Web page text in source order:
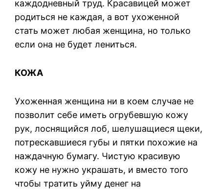
каждодневный труд. Красавицей может
родиться не каждая, а вот ухоженной
стать может любая женщина, но только
если она не будет лениться.
КОЖА
Ухоженная женщина ни в коем случае не
позволит себе иметь огрубевшую кожу
рук, лоснящийся лоб, шелушащиеся щеки,
потрескавшиеся губы и пятки похожие на
наждачную бумагу. Чистую красивую
кожу не нужно украшать, и вместо того
чтобы тратить уйму денег на